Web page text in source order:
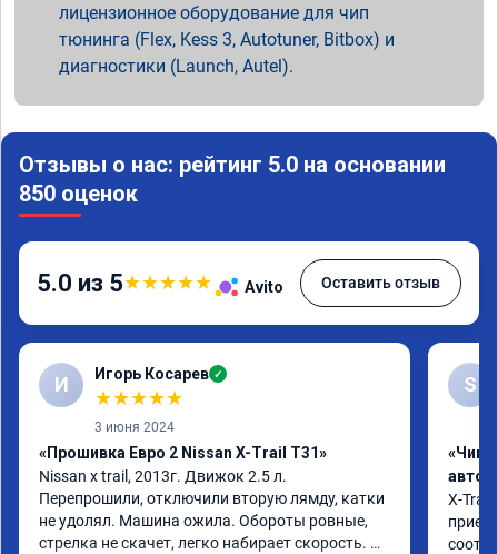
лицензионное оборудование для чип
тюнинга (Flex, Kess 3, Autotuner, Bitbox) и
диагностики (Launch, Autel).
Отзывы о нас: рейтинг 5.0 на основании
850 оценок
5.0 из 5★★★★★ Avito Оставить отзыв
И Игорь Косарев ✓
★★★★★
3 июня 2024
«Прошивка Евро 2 Nissan X-Trail T31»
Nissan x trаil, 2013г. Движок 2.5 л.
Перепрошили, отключили вторую лямду, катки
не удолял. Машина ожила. Обороты ровные,
стрелка не скачет, легко набирает скорость.
S
«Чип
X-Trail